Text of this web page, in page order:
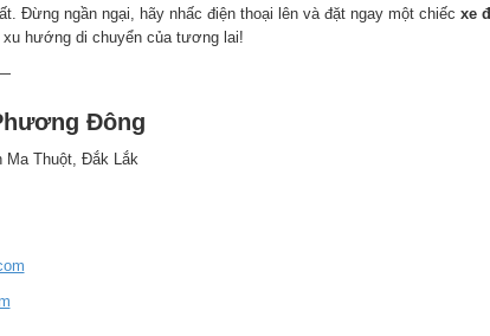
Đừng ngần ngại, hãy nhấc điện thoại lên và đặt ngay một chiếc xe
hướng di chuyển của tương lai!
Đông
Ma Thuột, Đắk Lắk